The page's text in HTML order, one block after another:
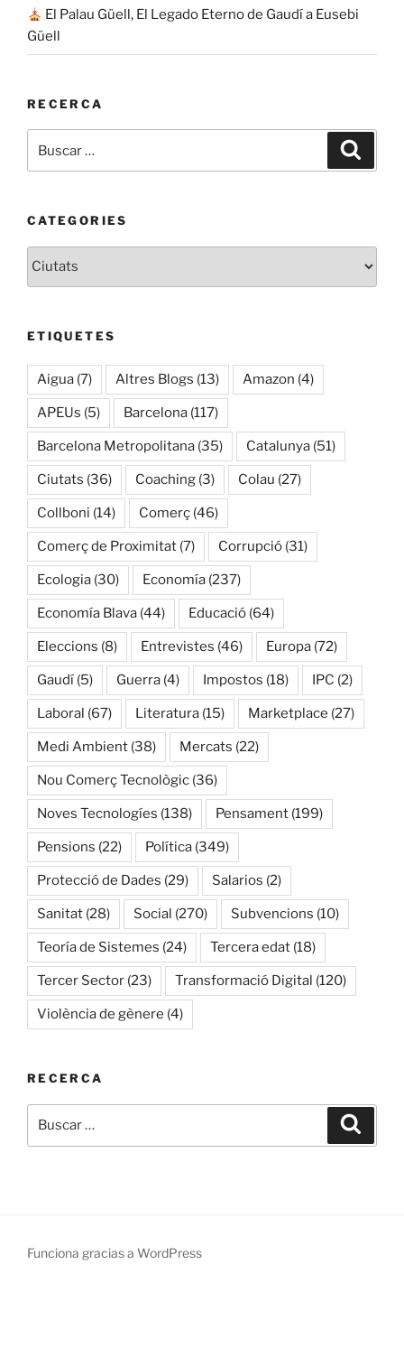
El Palau Güell, El Legado Eterno de Gaudí a Eusebi
Güell
RECERCA
por:
CATEGORIES
ETIQUETES
Aigua (7) Altres Blogs (13) Amazon (4)
APEUs (5) Barcelona (117)
Barcelona Metropolitana (35) Catalunya (51)
Ciutats (36) Coaching (3) Colau (27)
Collboni (14) Comerç (46)
Comerç de Proximitat (7) Corrupció (31)
Ecologia (30) Economía (237)
Economía Blava (44) Educació (64)
Eleccions (8) Entrevistes (46) Europa (72)
Gaudí (5) Guerra (4) Impostos (18) IPC (2)
Laboral (67) Literatura (15) Marketplace (27)
Medi Ambient (38) Mercats (22)
Nou Comerç Tecnològic (36)
Noves Tecnologíes (138) Pensament (199)
Pensions (22) Política (349)
Protecció de Dades (29) Salarios (2)
Sanitat (28) Social (270) Subvencions (10)
Teoría de Sistemes (24) Tercera edat (18)
Tercer Sector (23) Transformació Digital (120)
Violència de gènere (4)
RECERCA
por:
Funciona gracias a WordPress